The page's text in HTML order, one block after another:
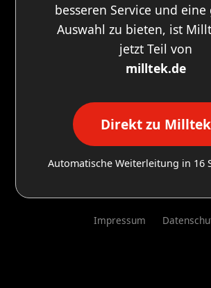
besseren Service und
Auswahl zu bieten, ist
jetzt Teil von
milltek.de
Direkt zu Milltek
Automatische Weiterleitung in 16
Impressum